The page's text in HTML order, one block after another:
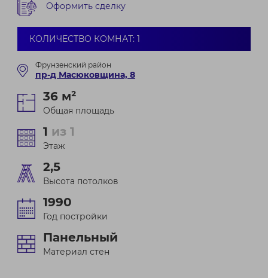
Оформить сделку
КОЛИЧЕСТВО КОМНАТ: 1
Фрунзенский район
пр-д Масюковщина, 8
36 м²
Общая площадь
1 из 1
Этаж
2,5
Высота потолков
1990
Год постройки
Панельный
Материал стен